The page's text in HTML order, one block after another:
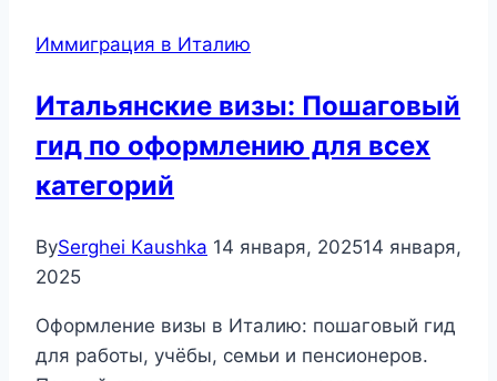
Иммиграция в Италию
Итальянские визы: Пошаговый
гид по оформлению для всех
категорий
BySerghei Kaushka 14 января, 202514 января,
2025
Оформление визы в Италию: пошаговый гид
для работы, учёбы, семьи и пенсионеров.